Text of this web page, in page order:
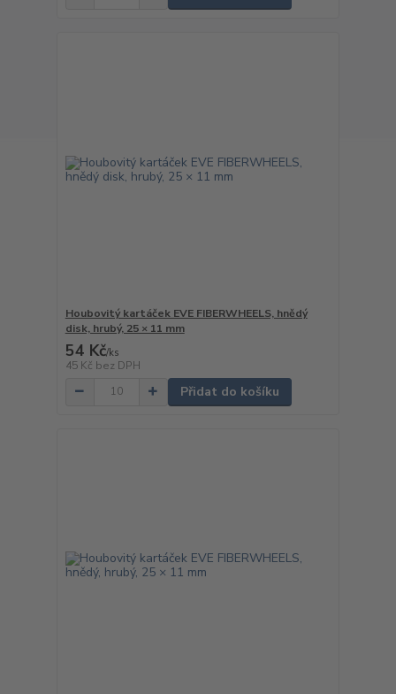
Houbovitý kartáček EVE FIBERWHEELS, hnědý
disk, hrubý, 25 × 11 mm
54 Kč/ks
45 Kč bez DPH
Přidat do košíku